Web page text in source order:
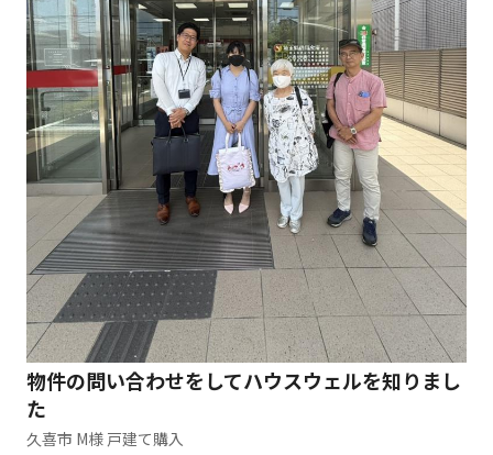
物件の問い合わせをしてハウスウェルを知りまし
た
久喜市 M様 戸建て購入